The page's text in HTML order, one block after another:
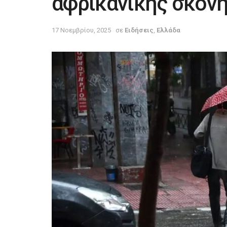
17 Νοεμβρίου, 2025 σε Ειδήσεις Ελλάδα